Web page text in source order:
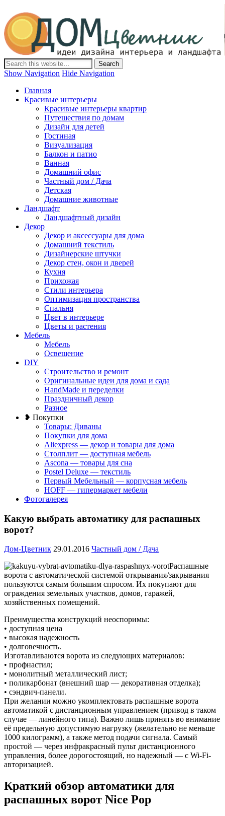
Дом-Цветник
Дизайн интерьера и ландшафта, декор и обустройство дома.
Идеи со всего мира.
Show Navigation Hide Navigation
Главная
Красивые интерьеры
Красивые интерьеры квартир
Путешествия по домам
Дизайн для детей
Гостиная
Визуализация
Балкон и патио
Ванная
Домашний офис
Частный дом / Дача
Детская
Домашние животные
Ландшафт
Ландшафтный дизайн
Декор
Декор и аксессуары для дома
Домашний текстиль
Дизайнерские штучки
Декор стен, окон и дверей
Кухня
Прихожая
Стили интерьера
Оптимизация пространства
Спальня
Цвет в интерьере
Цветы и растения
Мебель
Мебель
Освещение
DIY
Строительство и ремонт
Оригинальные идеи для дома и сада
HandMade и переделки
Праздничный декор
Разное
❥ Покупки
Товары: Диваны
Покупки для дома
Aliexpress — декор и товары для дома
Столплит — доступная мебель
Ascona — товары для сна
Postel Deluxe — текстиль
Первый Мебельный — корпусная мебель
HOFF — гипермаркет мебели
Фотогалерея
Какую выбрать автоматику для распашных
ворот?
Дом-Цветник 29.01.2016 Частный дом / Дача
Распашные
ворота с автоматической системой открывания/закрывания
пользуются самым большим спросом. Их покупают для
ограждения земельных участков, домов, гаражей,
хозяйственных помещений.
Преимущества конструкций неоспоримы:
• доступная цена
• высокая надежность
• долговечность.
Изготавливаются ворота из следующих материалов:
• профнастил;
• монолитный металлический лист;
• поликарбонат (внешний шар — декоративная отделка);
• сэндвич-панели.
При желании можно укомплектовать распашные ворота
автоматикой с дистанционным управлением (привод в таком
случае — линейного типа). Важно лишь принять во внимание
её предельную допустимую нагрузку (желательно не меньше
1000 килограмм), а также метод подачи сигнала. Самый
простой — через инфракрасный пульт дистанционного
управления, более дорогостоящий, но надежный — с Wi-Fi-
авторизацией.
Краткий обзор автоматики для
распашных ворот Nice Pop